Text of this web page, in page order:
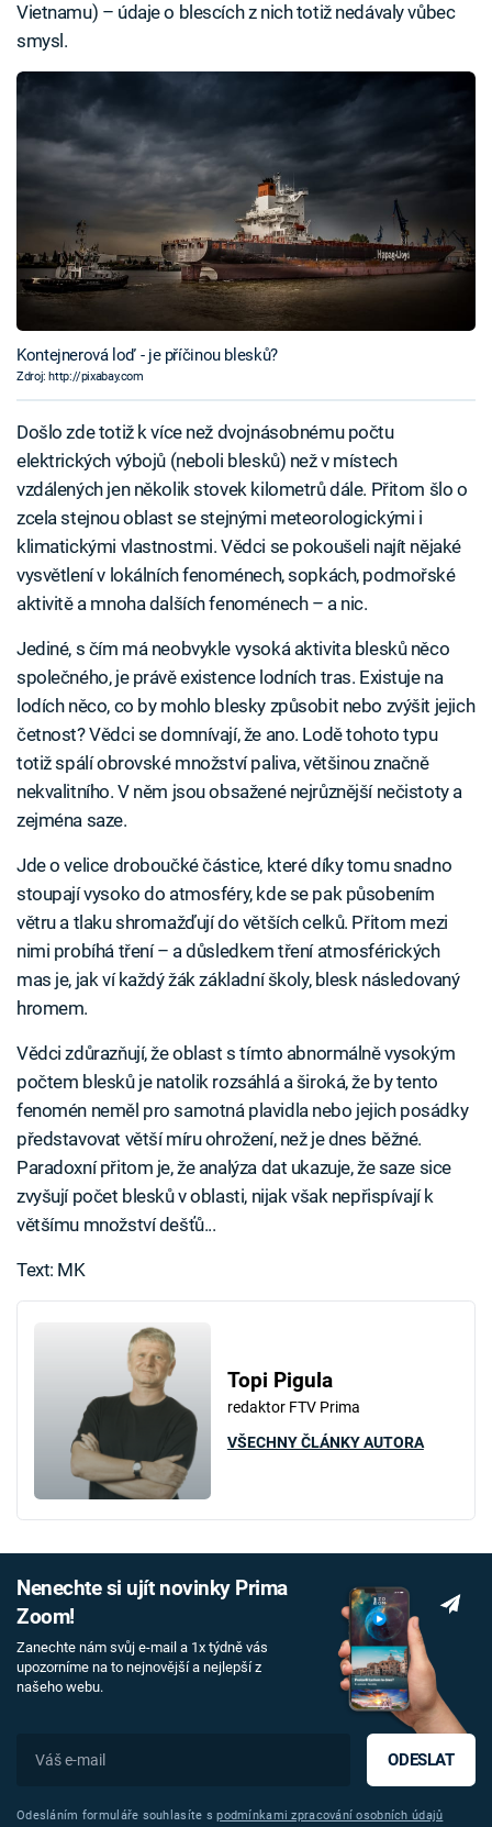
Vietnamu) – údaje o blescích z nich totiž nedávaly vůbec
smysl.
Kontejnerová loď - je příčinou blesků?
Zdroj: http://pixabay.com
Došlo zde totiž k více než dvojnásobnému počtu
elektrických výbojů (neboli blesků) než v místech
vzdálených jen několik stovek kilometrů dále. Přitom šlo o
zcela stejnou oblast se stejnými meteorologickými i
klimatickými vlastnostmi. Vědci se pokoušeli najít nějaké
vysvětlení v lokálních fenoménech, sopkách, podmořské
aktivitě a mnoha dalších fenoménech – a nic.
Jediné, s čím má neobvykle vysoká aktivita blesků něco
společného, je právě existence lodních tras. Existuje na
lodích něco, co by mohlo blesky způsobit nebo zvýšit jejich
četnost? Vědci se domnívají, že ano. Lodě tohoto typu
totiž spálí obrovské množství paliva, většinou značně
nekvalitního. V něm jsou obsažené nejrůznější nečistoty a
zejména saze.
Jde o velice droboučké částice, které díky tomu snadno
stoupají vysoko do atmosféry, kde se pak působením
větru a tlaku shromažďují do větších celků. Přitom mezi
nimi probíhá tření – a důsledkem tření atmosférických
mas je, jak ví každý žák základní školy, blesk následovaný
hromem.
Vědci zdůrazňují, že oblast s tímto abnormálně vysokým
počtem blesků je natolik rozsáhlá a široká, že by tento
fenomén neměl pro samotná plavidla nebo jejich posádky
představovat větší míru ohrožení, než je dnes běžné.
Paradoxní přitom je, že analýza dat ukazuje, že saze sice
zvyšují počet blesků v oblasti, nijak však nepřispívají k
většímu množství dešťů...
Text: MK
Topi Pigula
redaktor FTV Prima
VŠECHNY ČLÁNKY AUTORA
Nenechte si ujít novinky Prima
Zoom!
Zanechte nám svůj e-mail a 1x týdně vás
upozorníme na to nejnovější a nejlepší z
našeho webu.
ODESLAT
Odesláním formuláře souhlasíte spodmínkami zpracování osobních údajů